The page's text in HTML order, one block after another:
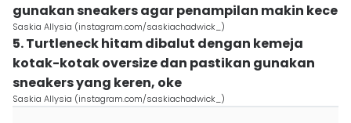
gunakan sneakers agar penampilan makin kece
Saskia Allysia (instagram.com/saskiachadwick_)
5. Turtleneck hitam dibalut dengan kemeja
kotak-kotak oversize dan pastikan gunakan
sneakers yang keren, oke
Saskia Allysia (instagram.com/saskiachadwick_)